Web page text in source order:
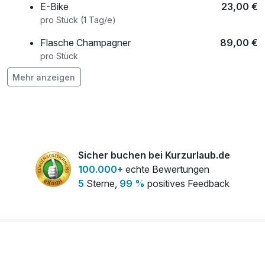
E-Bike 23,00 €
pro Stück (1 Tag/e)
Flasche Champagner 89,00 €
pro Stück
Flasche Rotwein
Flasche Weisswein 29,00 €
pro Stück
Strauß rote Rosen 30,00 €
Mehr anzeigen
Sicher buchen bei Kurzurlaub.de
100.000+ echte Bewertungen
5 Sterne, 99 % positives Feedback